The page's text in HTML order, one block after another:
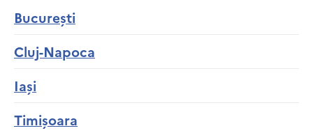
București
Cluj-Napoca
Iași
Timișoara